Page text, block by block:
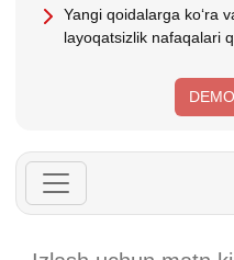
Yangi qoidalarga koʻra
layoqatsizlik nafaqalari